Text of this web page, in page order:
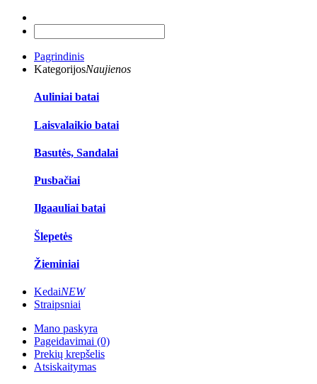
Pagrindinis
KategorijosNaujienos
Auliniai batai
Laisvalaikio batai
Basutės, Sandalai
Pusbačiai
Ilgaauliai batai
Šlepetės
Žieminiai
KedaiNEW
Straipsniai
Mano paskyra
Pageidavimai (0)
Prekių krepšelis
Atsiskaitymas